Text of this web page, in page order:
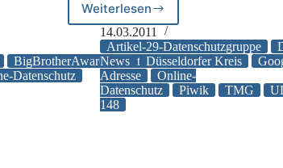
BigBrotherAward
Datenschutz-
Datenschutz
Weiterlesen
Google
Analytics
und
die
datenschutzkonforme
Ausgestaltung
von
14.03.2011
Artikel-29-Datenschutzgruppe
News
Düsseldorfer Kreis
Adresse
Online-
Datenschutz
Piwik TMG
148